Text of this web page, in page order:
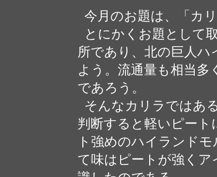
今月のお題は、「カ
とにかくお題として
所であり、北の巨人
よう。流通量も相当
であろう。
そんなカリラではあ
判断すると軽いピー
ト強めのハイランド
て味はピートが強く